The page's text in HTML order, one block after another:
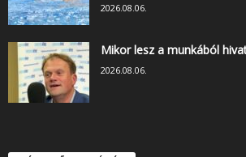
2026.08.06.
Mikor lesz a munkából
2026.08.06.